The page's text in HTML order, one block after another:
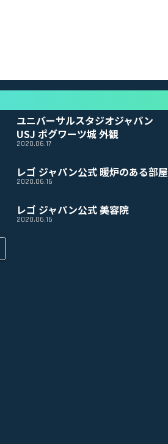
ユニバーサルスタジオジャパン
USJ ポグワーツ城 外観
2020.06.17
レゴ ジャパン公式 暖炉のある部屋
2020.06.16
レゴ ジャパン公式 美容院
2020.06.16